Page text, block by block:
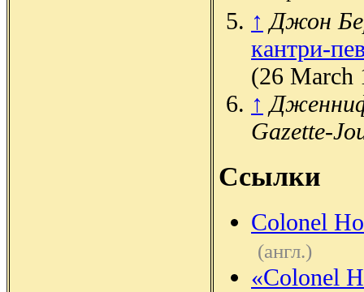
↑ Джон
кантри-
(26 March
↑
Gazette-
Ссылки
Colonel
(англ.)
«Colonel